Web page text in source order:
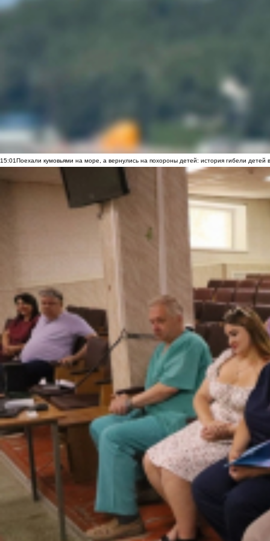
15:01Поехали кумовьями на море, а вернулись на похороны детей: история гибели детей